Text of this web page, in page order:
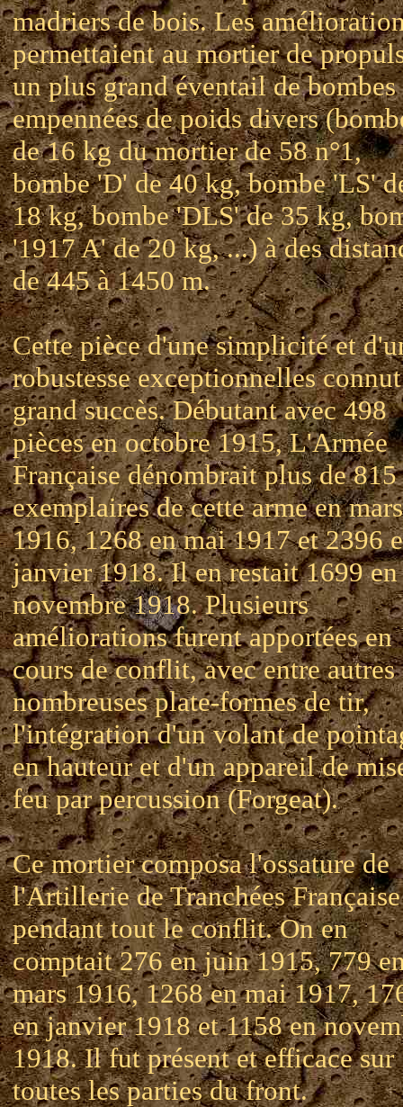
madriers de bois. Les
permettaient au mortier de
un plus grand éventail de bombes
empennées de poids divers
de 16 kg du mortier de 58 n°1,
bombe 'D' de 40 kg, bombe 'LS'
18 kg, bombe 'DLS' de 35 kg,
'1917 A' de 20 kg, ...) à des
de 445 à 1450 m.
Cette pièce d'une simplicité et
robustesse exceptionnelles
grand succès. Débutant avec 498
pièces en octobre 1915, L'Armée
Française dénombrait plus de 815
exemplaires de cette arme en mars
1916, 1268 en mai 1917 et 2396
janvier 1918. Il en restait 1699 en
novembre 1918. Plusieurs
améliorations furent apportées en
cours de conflit, avec entre autres
nombreuses plate-formes de tir,
l'intégration d'un volant de
en hauteur et d'un appareil de
feu par percussion (Forgeat).
Ce mortier composa l'ossature de
l'Artillerie de Tranchées Française
pendant tout le conflit. On en
comptait 276 en juin 1915, 779
mars 1916, 1268 en mai 1917,
en janvier 1918 et 1158 en
1918. Il fut présent et efficace sur
toutes les parties du front.